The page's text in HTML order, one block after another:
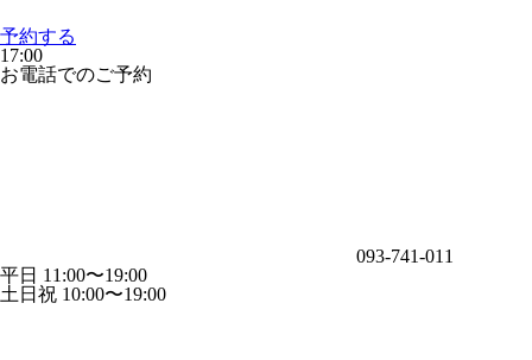
予約する
17:00
お電話でのご予約
093-741-011
平日 11:00〜19:00
土日祝 10:00〜19:00